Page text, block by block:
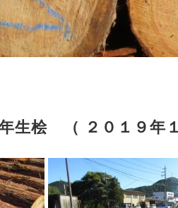
生桧 （ ２０１９年１